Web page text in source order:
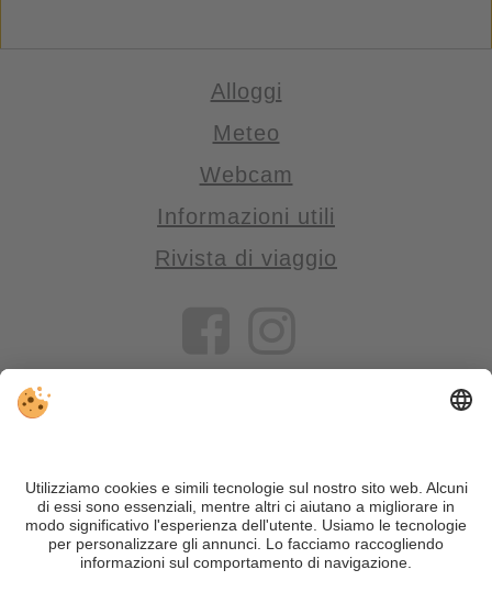
Alloggi
Meteo
Webcam
Informazioni utili
Rivista di viaggio
VIVOSüdtirol è il portale di viaggio per chi desidera vivere il
Trentino Alto Adige davvero – con consigli autentici, alloggi e
offerte su misura.